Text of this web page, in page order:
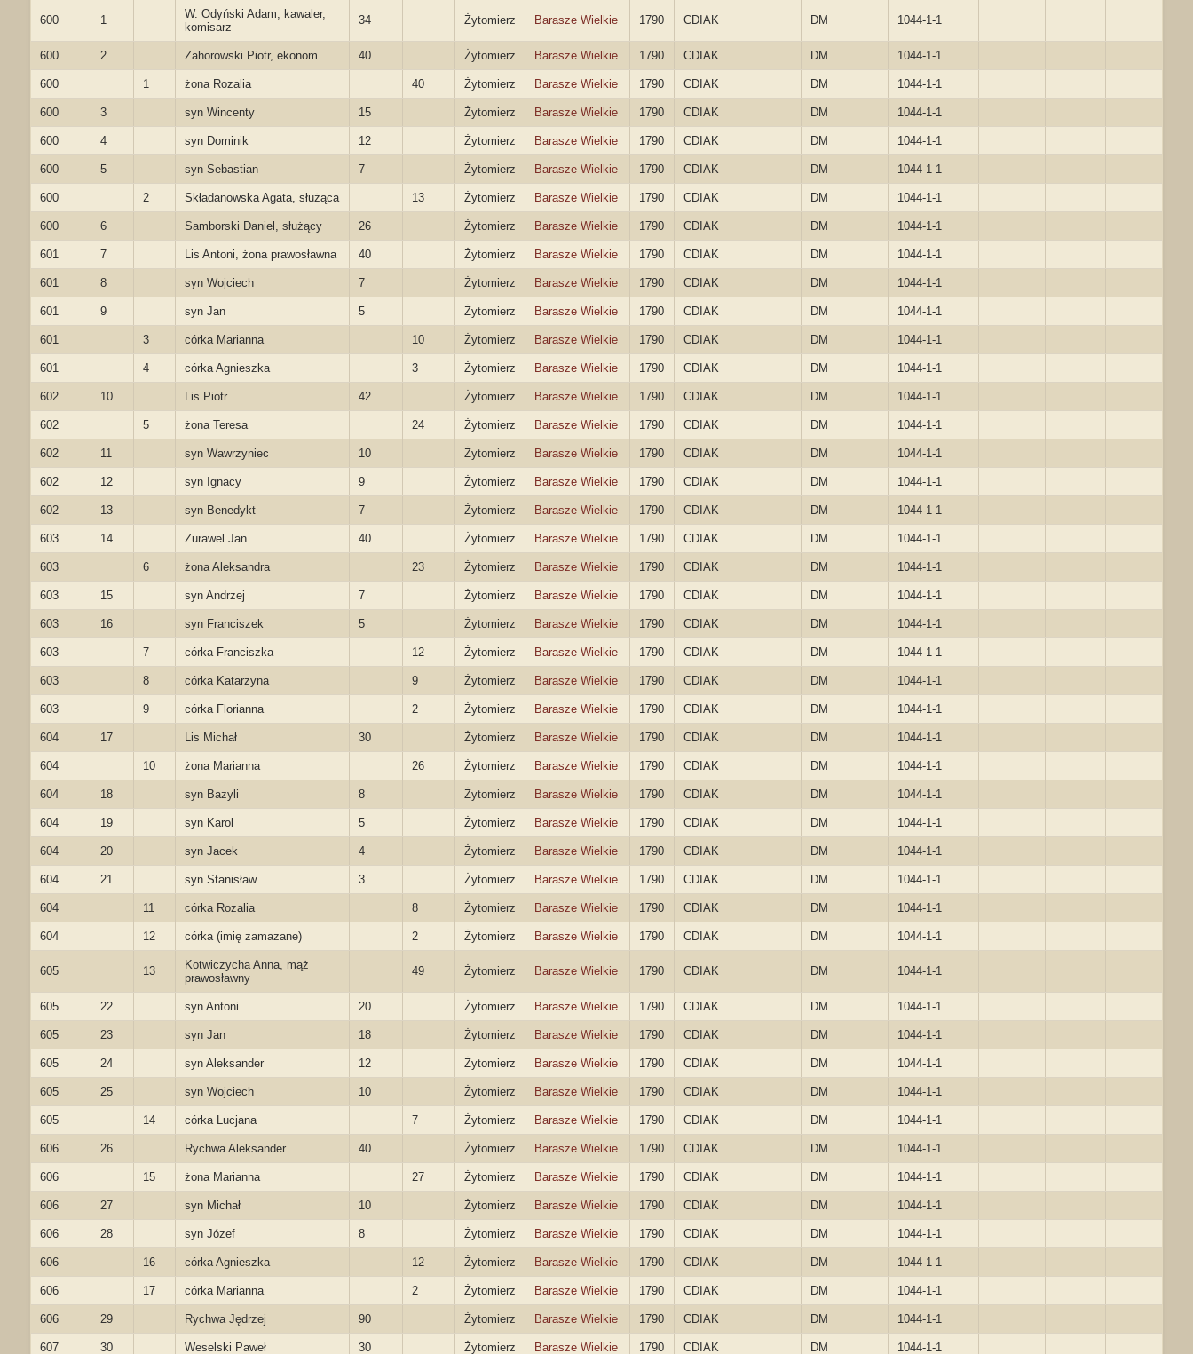
600 1
W. Odyński Adam, kawaler,
komisarz
34 Żytomierz Barasze Wielkie 1790 CDIAK DM 1044-1-1
600 2 Zahorowski Piotr, ekonom 40 Żytomierz Barasze Wielkie 1790 CDIAK DM 1044-1-1
600 1 żona Rozalia 40 Żytomierz Barasze Wielkie 1790 CDIAK DM 1044-1-1
600 3 syn Wincenty 15 Żytomierz Barasze Wielkie 1790 CDIAK DM 1044-1-1
600 4 syn Dominik 12 Żytomierz Barasze Wielkie 1790 CDIAK DM 1044-1-1
600 5 syn Sebastian 7 Żytomierz Barasze Wielkie 1790 CDIAK DM 1044-1-1
600 2 Składanowska Agata, służąca 13 Żytomierz Barasze Wielkie 1790 CDIAK DM 1044-1-1
600 6 Samborski Daniel, służący 26 Żytomierz Barasze Wielkie 1790 CDIAK DM 1044-1-1
601 7 Lis Antoni, żona prawosławna 40 Żytomierz Barasze Wielkie 1790 CDIAK DM 1044-1-1
601 8 syn Wojciech 7 Żytomierz Barasze Wielkie 1790 CDIAK DM 1044-1-1
601 9 syn Jan 5 Żytomierz Barasze Wielkie 1790 CDIAK DM 1044-1-1
601 3 córka Marianna 10 Żytomierz Barasze Wielkie 1790 CDIAK DM 1044-1-1
601 4 córka Agnieszka 3 Żytomierz Barasze Wielkie 1790 CDIAK DM 1044-1-1
602 10 Lis Piotr 42 Żytomierz Barasze Wielkie 1790 CDIAK DM 1044-1-1
602 5 żona Teresa 24 Żytomierz Barasze Wielkie 1790 CDIAK DM 1044-1-1
602 11 syn Wawrzyniec 10 Żytomierz Barasze Wielkie 1790 CDIAK DM 1044-1-1
602 12 syn Ignacy 9 Żytomierz Barasze Wielkie 1790 CDIAK DM 1044-1-1
602 13 syn Benedykt 7 Żytomierz Barasze Wielkie 1790 CDIAK DM 1044-1-1
603 14 Zurawel Jan 40 Żytomierz Barasze Wielkie 1790 CDIAK DM 1044-1-1
603 6 żona Aleksandra 23 Żytomierz Barasze Wielkie 1790 CDIAK DM 1044-1-1
603 15 syn Andrzej 7 Żytomierz Barasze Wielkie 1790 CDIAK DM 1044-1-1
603 16 syn Franciszek 5 Żytomierz Barasze Wielkie 1790 CDIAK DM 1044-1-1
603 7 córka Franciszka 12 Żytomierz Barasze Wielkie 1790 CDIAK DM 1044-1-1
603 8 córka Katarzyna 9 Żytomierz Barasze Wielkie 1790 CDIAK DM 1044-1-1
603 9 córka Florianna 2 Żytomierz Barasze Wielkie 1790 CDIAK DM 1044-1-1
604 17 Lis Michał 30 Żytomierz Barasze Wielkie 1790 CDIAK DM 1044-1-1
604 10 żona Marianna 26 Żytomierz Barasze Wielkie 1790 CDIAK DM 1044-1-1
604 18 syn Bazyli 8 Żytomierz Barasze Wielkie 1790 CDIAK DM 1044-1-1
604 19 syn Karol 5 Żytomierz Barasze Wielkie 1790 CDIAK DM 1044-1-1
604 20 syn Jacek 4 Żytomierz Barasze Wielkie 1790 CDIAK DM 1044-1-1
604 21 syn Stanisław 3 Żytomierz Barasze Wielkie 1790 CDIAK DM 1044-1-1
604 11 córka Rozalia 8 Żytomierz Barasze Wielkie 1790 CDIAK DM 1044-1-1
604 12 córka (imię zamazane) 2 Żytomierz Barasze Wielkie 1790 CDIAK DM 1044-1-1
605 13
Kotwiczycha Anna, mąż
prawosławny
49 Żytomierz Barasze Wielkie 1790 CDIAK DM 1044-1-1
605 22 syn Antoni 20 Żytomierz Barasze Wielkie 1790 CDIAK DM 1044-1-1
605 23 syn Jan 18 Żytomierz Barasze Wielkie 1790 CDIAK DM 1044-1-1
605 24 syn Aleksander 12 Żytomierz Barasze Wielkie 1790 CDIAK DM 1044-1-1
605 25 syn Wojciech 10 Żytomierz Barasze Wielkie 1790 CDIAK DM 1044-1-1
605 14 córka Lucjana 7 Żytomierz Barasze Wielkie 1790 CDIAK DM 1044-1-1
606 26 Rychwa Aleksander 40 Żytomierz Barasze Wielkie 1790 CDIAK DM 1044-1-1
606 15 żona Marianna 27 Żytomierz Barasze Wielkie 1790 CDIAK DM 1044-1-1
606 27 syn Michał 10 Żytomierz Barasze Wielkie 1790 CDIAK DM 1044-1-1
606 28 syn Józef 8 Żytomierz Barasze Wielkie 1790 CDIAK DM 1044-1-1
606 16 córka Agnieszka 12 Żytomierz Barasze Wielkie 1790 CDIAK DM 1044-1-1
606 17 córka Marianna 2 Żytomierz Barasze Wielkie 1790 CDIAK DM 1044-1-1
606 29 Rychwa Jędrzej 90 Żytomierz Barasze Wielkie 1790 CDIAK DM 1044-1-1
607 30 Weselski Paweł 30 Żytomierz Barasze Wielkie 1790 CDIAK DM 1044-1-1